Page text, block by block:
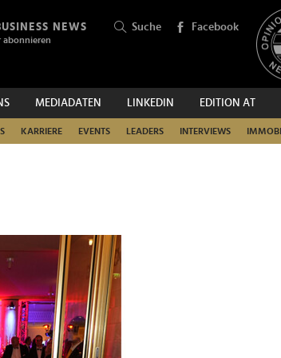
NEWS
abonnieren
Suche Facebook
MEDIADATEN LINKEDIN EDITION AT
KARRIERE EVENTS LEADERS INTERVIEWS
SUCHEN